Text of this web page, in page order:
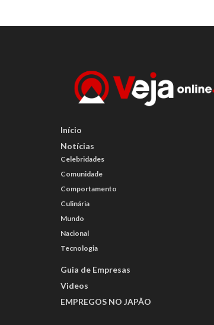
Início
Notícias
Celebridades
Comunidade
Comportamento
Culinária
Mundo
Nacional
Tecnologia
Guia de Empresas
Videos
EMPREGOS NO JAPÃO